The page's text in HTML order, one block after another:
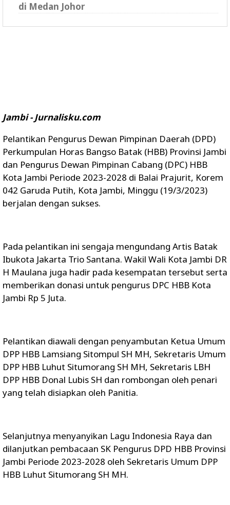
di Medan Johor
Jambi - Jurnalisku.com
Pelantikan Pengurus Dewan Pimpinan Daerah (DPD)
Perkumpulan Horas Bangso Batak (HBB) Provinsi Jambi
dan Pengurus Dewan Pimpinan Cabang (DPC) HBB
Kota Jambi Periode 2023-2028 di Balai Prajurit, Korem
042 Garuda Putih, Kota Jambi, Minggu (19/3/2023)
berjalan dengan sukses.
Pada pelantikan ini sengaja mengundang Artis Batak
Ibukota Jakarta Trio Santana. Wakil Wali Kota Jambi DR
H Maulana juga hadir pada kesempatan tersebut serta
memberikan donasi untuk pengurus DPC HBB Kota
Jambi Rp 5 Juta.
Pelantikan diawali dengan penyambutan Ketua Umum
DPP HBB Lamsiang Sitompul SH MH, Sekretaris Umum
DPP HBB Luhut Situmorang SH MH, Sekretaris LBH
DPP HBB Donal Lubis SH dan rombongan oleh penari
yang telah disiapkan oleh Panitia.
Selanjutnya menyanyikan Lagu Indonesia Raya dan
dilanjutkan pembacaan SK Pengurus DPD HBB Provinsi
Jambi Periode 2023-2028 oleh Sekretaris Umum DPP
HBB Luhut Situmorang SH MH.